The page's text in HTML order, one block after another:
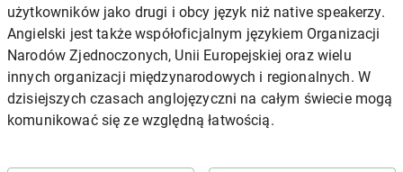
użytkowników jako drugi i obcy język niż native speakerzy.
Angielski jest także współoficjalnym językiem Organizacji
Narodów Zjednoczonych, Unii Europejskiej oraz wielu
innych organizacji międzynarodowych i regionalnych. W
dzisiejszych czasach anglojęzyczni na całym świecie mogą
komunikować się ze względną łatwością.